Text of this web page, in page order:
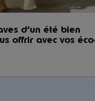
d’un été bien
offrir avec vos